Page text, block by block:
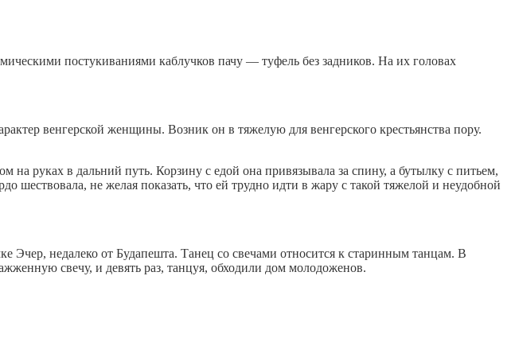
постукиваниями каблучков пачу — туфель без задников. На их головах
венгерской женщины. Возник он в тяжелую для венгерского крестьянства пору.
на руках в дальний путь. Корзину с едой она привязывала за спину, а бутылку с питьем,
шествовала, не желая показать, что ей трудно идти в жару с такой тяжелой и неудобной
Эчер, недалеко от Будапешта. Танец со свечами относится к старинным танцам. В
свечу, и девять раз, танцуя, обходили дом молодоженов.